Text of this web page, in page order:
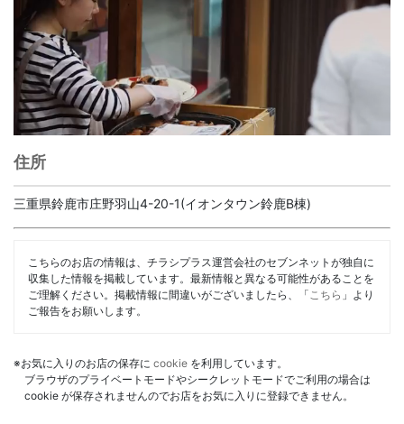
住所
三重県鈴鹿市庄野羽山4-20-1(イオンタウン鈴鹿B棟)
こちらのお店の情報は、チラシプラス運営会社のセブンネットが独自に
収集した情報を掲載しています。最新情報と異なる可能性があることを
ご理解ください。掲載情報に間違いがございましたら、「 こちら 」より
ご報告をお願いします。
※お気に入りのお店の保存に cookie を利用しています。
ブラウザのプライベートモードやシークレットモードでご利用の場合は
cookie が保存されませんのでお店をお気に入りに登録できません。